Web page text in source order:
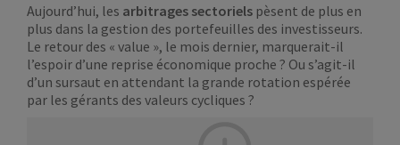
Aujourd’hui, les arbitrages sectoriels pèsent de plus en
plus dans la gestion des portefeuilles des investisseurs.
Le retour des « value », le mois dernier, marquerait-il
l’espoir d’une reprise économique proche ? Ou s’agit-il
d’un sursaut en attendant la grande rotation espérée
par les gérants des valeurs cycliques ?